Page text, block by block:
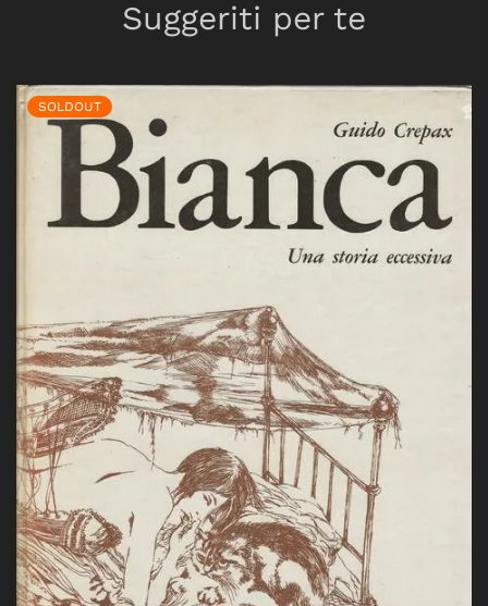
Suggeriti per te
SOLDOUT